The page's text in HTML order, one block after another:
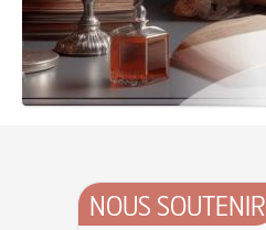
NOUS SOUTENIR